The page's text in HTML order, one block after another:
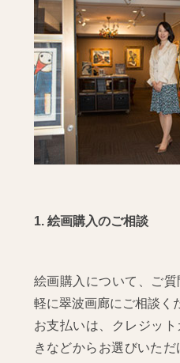
1. 絵画購入のご相談
絵画購入について、ご
軽に翠波画廊にご相談く
お支払いは、クレジット
きなどからお選びいた